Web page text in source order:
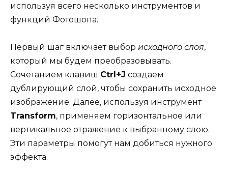
используя всего несколько инструментов и
функций Фотошопа.
Первый шаг включает выбор исходного слоя,
который мы будем преобразовывать.
Сочетанием клавиш Ctrl+J создаем
дублирующий слой, чтобы сохранить исходное
изображение. Далее, используя инструмент
Transform, применяем горизонтальное или
вертикальное отражение к выбранному слою.
Эти параметры помогут нам добиться нужного
эффекта.